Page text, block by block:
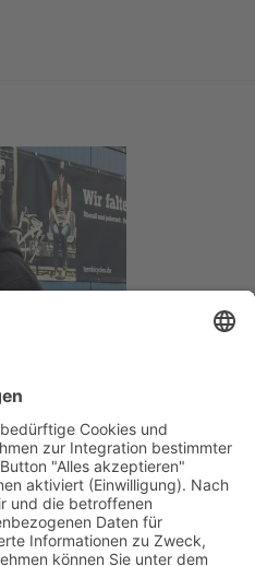
Marine Spezialist sein,
hat, der zuverlässigste
sein.
und wissen Ihr Vertrauen zu